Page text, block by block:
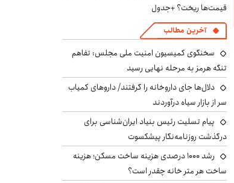
قیمت‌ها ریخت؟ +جدول
آخرین مطالب
سخنگوی کمیسیون امنیت ملی مجلس: تفاهم
تنگه هرمز به مرحله نهایی رسید
دلال‌ها جای داروخانه را گرفتند/ داروهای کمیاب
سر از بازار سیاه درآوردند
پیام تسلیت رئیس بنیاد ایران‌شناسی برای
درگذشت روزنامه‌نگار پیشکسوت
رشد ۱۰۰۰ درصدی هزینه ساخت مسکن؛ هزینه
ساخت هر متر خانه چقدر است؟